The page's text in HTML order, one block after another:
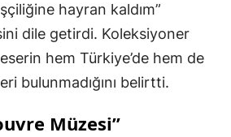
hayran kaldım”
dile getirdi. Koleksiyoner
hem Türkiye’de hem de
bulunmadığını belirtti.
Müzesi”